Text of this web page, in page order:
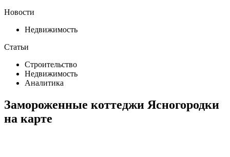
Новости
Недвижимость
Статьи
Строительство
Недвижимость
Аналитика
Замороженные коттеджи Ясногородки
на карте